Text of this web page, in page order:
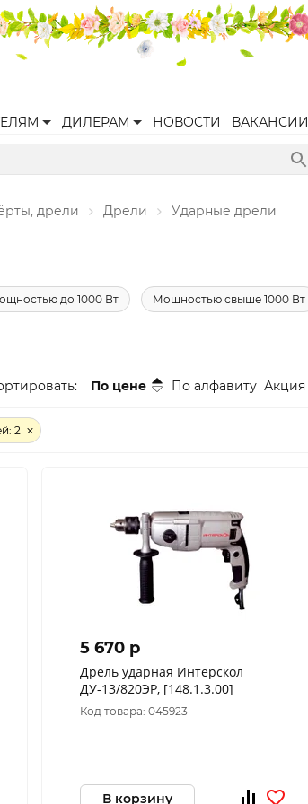
ДИЛЕРАМ НОВОСТИ ВАКАНСИИ
дрели Дрели Ударные дрели
до 1000 Вт Мощностью свыше 1000 Вт
По цене По алфавиту Акция
2
5 670 p
Дрель ударная Интерскол
ДУ-13/820ЭР, [148.1.3.00]
Код товара: 045923
В корзину